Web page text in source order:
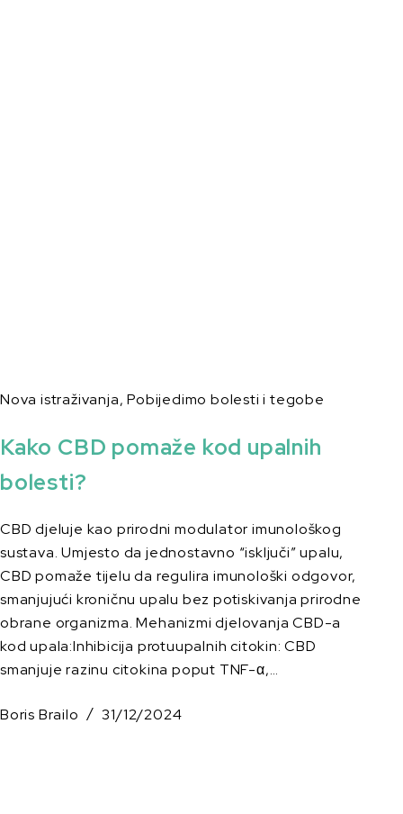
Nova istraživanja,Pobijedimo bolesti i tegobe
Kako CBD pomaže kod upalnih
bolesti?
CBD djeluje kao prirodni modulator imunološkog
sustava. Umjesto da jednostavno “isključi” upalu,
CBD pomaže tijelu da regulira imunološki odgovor,
smanjujući kroničnu upalu bez potiskivanja prirodne
obrane organizma. Mehanizmi djelovanja CBD-a
kod upala:Inhibicija protuupalnih citokin: CBD
smanjuje razinu citokina poput TNF-α,…
Boris Brailo 31/12/2024